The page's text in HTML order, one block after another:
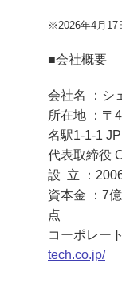
※2026年4月17
■会社概要
会社名 ：シ
所在地 ：〒
名駅1-1-1
代表取締役
設 立 ：
資本金 ：7
点
コーポレー
tech.co.jp/